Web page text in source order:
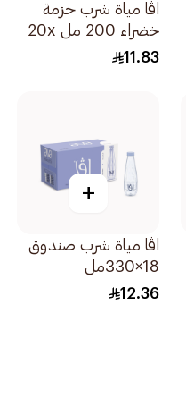
اڤا مياة شرب حزمة
خضراء 200 مل 20x
حبة
11.83
+
اڤا مياة شرب صندوق
18×330مل
12.36